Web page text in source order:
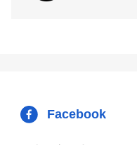
Facebook